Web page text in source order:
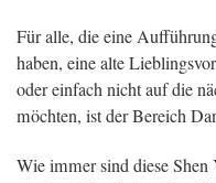
Für alle, die eine
haben, eine alte
oder einfach nicht auf die
möchten, ist der Bereich
Wie immer sind diese